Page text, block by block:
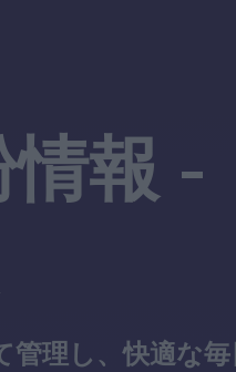
報 -
理し、快適な